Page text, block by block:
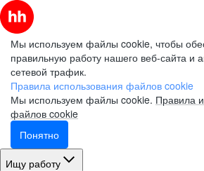
Мы используем файлы cookie, чтобы
правильную работу нашего веб-сайта и
сетевой трафик.
Правила использования файлов cookie
Мы используем файлы cookie. Правила
файлов cookie
Понятно
Ищу работу